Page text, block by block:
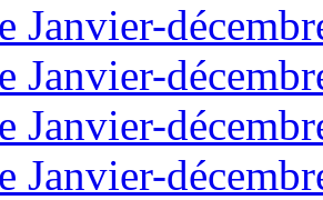
Janvier-
Janvier-
Janvier-
Janvier-